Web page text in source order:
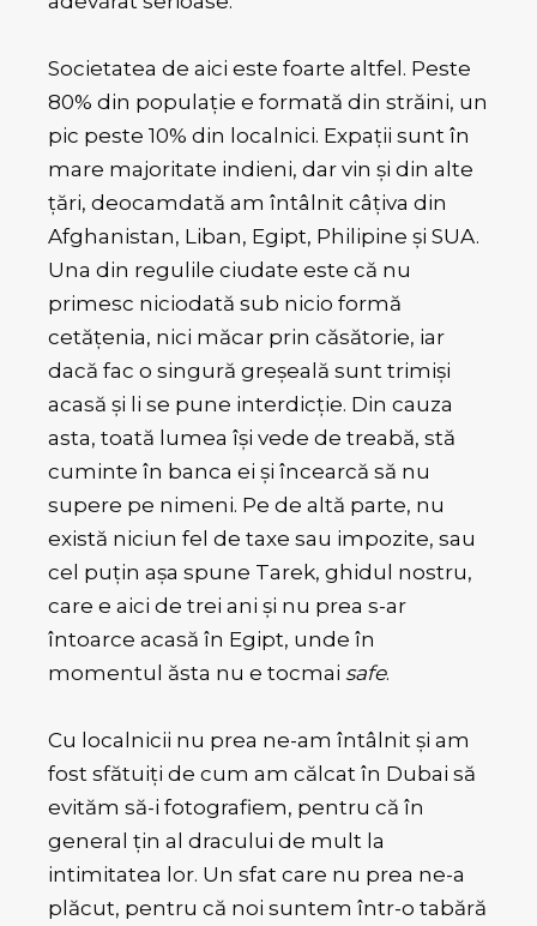
Societatea de aici este foarte altfel. Peste
80% din populație e formată din străini, un
pic peste 10% din localnici. Expații sunt în
mare majoritate indieni, dar vin și din alte
țări, deocamdată am întâlnit câțiva din
Afghanistan, Liban, Egipt, Philipine și SUA.
Una din regulile ciudate este că nu
primesc niciodată sub nicio formă
cetățenia, nici măcar prin căsătorie, iar
dacă fac o singură greșeală sunt trimiși
acasă și li se pune interdicție. Din cauza
asta, toată lumea își vede de treabă, stă
cuminte în banca ei și încearcă să nu
supere pe nimeni. Pe de altă parte, nu
există niciun fel de taxe sau impozite, sau
cel puțin așa spune Tarek, ghidul nostru,
care e aici de trei ani și nu prea s-ar
întoarce acasă în Egipt, unde în
momentul ăsta nu e tocmai safe.
Cu localnicii nu prea ne-am întâlnit și am
fost sfătuiți de cum am călcat în Dubai să
evităm să-i fotografiem, pentru că în
general țin al dracului de mult la
intimitatea lor. Un sfat care nu prea ne-a
plăcut, pentru că noi suntem într-o tabără